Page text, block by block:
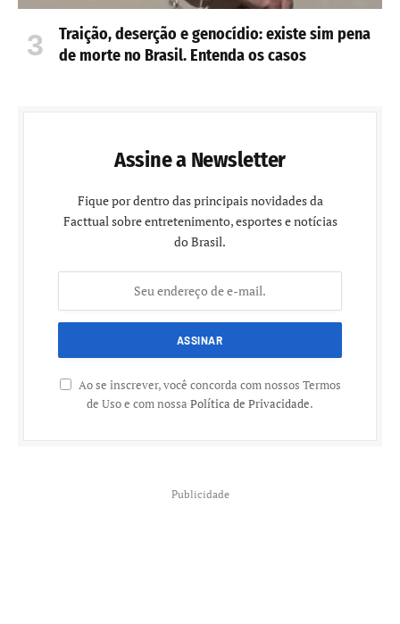
Traição, deserção e genocídio: existe sim pena
de morte no Brasil. Entenda os casos
Assine a Newsletter
Fique por dentro das principais novidades da
Facttual sobre entretenimento, esportes e notícias
do Brasil.
Ao se inscrever, você concorda com nossos Termos
de Uso e com nossa Política de Privacidade.
Publicidade